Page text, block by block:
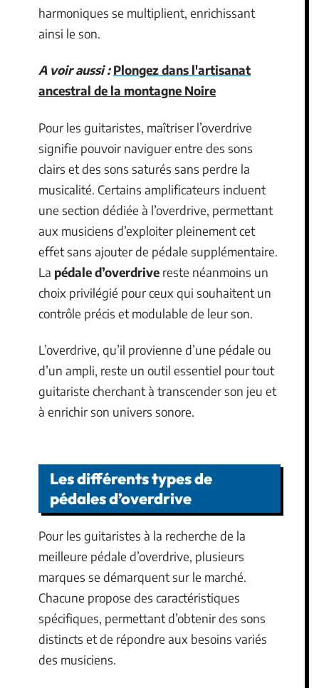
harmoniques se multiplient, enrichissant
ainsi le son.
A voir aussi : Plongez dans l'artisanat
ancestral de la montagne Noire
Pour les guitaristes, maîtriser l’overdrive
signifie pouvoir naviguer entre des sons
clairs et des sons saturés sans perdre la
musicalité. Certains amplificateurs incluent
une section dédiée à l’overdrive, permettant
aux musiciens d’exploiter pleinement cet
effet sans ajouter de pédale supplémentaire.
La pédale d’overdrive reste néanmoins un
choix privilégié pour ceux qui souhaitent un
contrôle précis et modulable de leur son.
L’overdrive, qu’il provienne d’une pédale ou
d’un ampli, reste un outil essentiel pour tout
guitariste cherchant à transcender son jeu et
à enrichir son univers sonore.
Les différents types de
pédales d’overdrive
Pour les guitaristes à la recherche de la
meilleure pédale d’overdrive, plusieurs
marques se démarquent sur le marché.
Chacune propose des caractéristiques
spécifiques, permettant d’obtenir des sons
distincts et de répondre aux besoins variés
des musiciens.